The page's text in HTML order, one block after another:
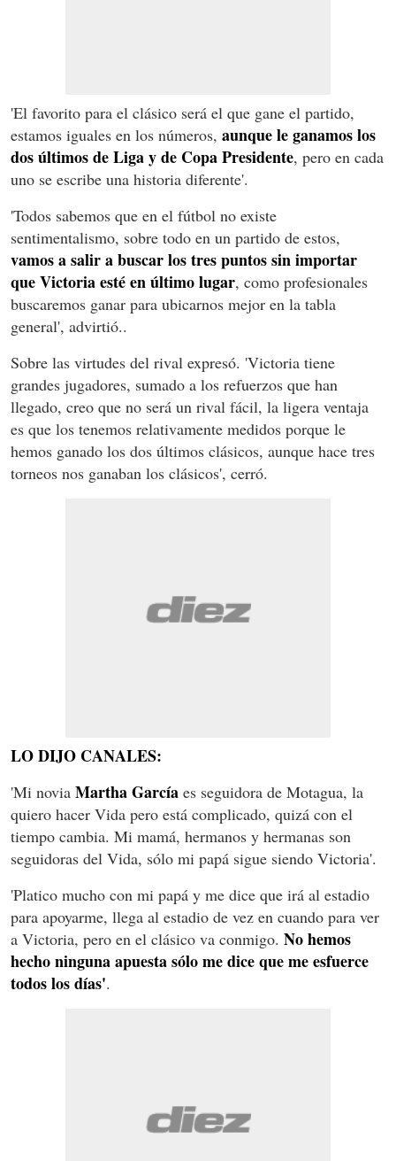
'El favorito para el clásico será el que gane el partido,
estamos iguales en los números, aunque le ganamos los
dos últimos de Liga y de Copa Presidente, pero en cada
uno se escribe una historia diferente'.
'Todos sabemos que en el fútbol no existe
sentimentalismo, sobre todo en un partido de estos,
vamos a salir a buscar los tres puntos sin importar
que Victoria esté en último lugar, como profesionales
buscaremos ganar para ubicarnos mejor en la tabla
general', advirtió..
Sobre las virtudes del rival expresó. 'Victoria tiene
grandes jugadores, sumado a los refuerzos que han
llegado, creo que no será un rival fácil, la ligera ventaja
es que los tenemos relativamente medidos porque le
hemos ganado los dos últimos clásicos, aunque hace tres
torneos nos ganaban los clásicos', cerró.
LO DIJO CANALES:
'Mi novia Martha García es seguidora de Motagua, la
quiero hacer Vida pero está complicado, quizá con el
tiempo cambia. Mi mamá, hermanos y hermanas son
seguidoras del Vida, sólo mi papá sigue siendo Victoria'.
'Platico mucho con mi papá y me dice que irá al estadio
para apoyarme, llega al estadio de vez en cuando para ver
a Victoria, pero en el clásico va conmigo. No hemos
hecho ninguna apuesta sólo me dice que me esfuerce
todos los días'.